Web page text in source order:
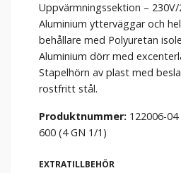
Uppvärmningssektion – 230V/
Aluminium ytterväggar och
behållare med Polyuretan
Aluminium dörr med
Stapelhörn av plast med
rostfritt stål.
Produktnummer: 122006-
600 (4 GN 1/1)
EXTRATILLBEHÖR